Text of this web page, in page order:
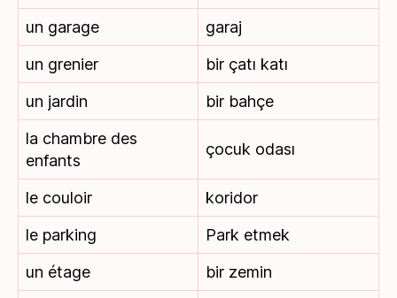
un garage
garaj
un grenier
bir çatı katı
un jardin
bir bahçe
la chambre des
enfants
çocuk odası
le couloir
koridor
le parking
Park etmek
un étage
bir zemin